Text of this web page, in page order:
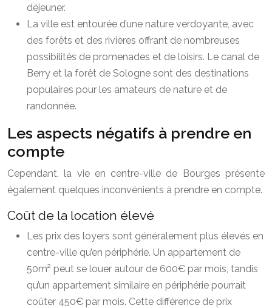
déjeuner.
La ville est entourée d’une nature verdoyante, avec
des forêts et des rivières offrant de nombreuses
possibilités de promenades et de loisirs. Le canal de
Berry et la forêt de Sologne sont des destinations
populaires pour les amateurs de nature et de
randonnée.
Les aspects négatifs à prendre en
compte
Cependant, la vie en centre-ville de Bourges présente
également quelques inconvénients à prendre en compte.
Coût de la location élevé
Les prix des loyers sont généralement plus élevés en
centre-ville qu’en périphérie. Un appartement de
50m² peut se louer autour de 600€ par mois, tandis
qu’un appartement similaire en périphérie pourrait
coûter 450€ par mois. Cette différence de prix